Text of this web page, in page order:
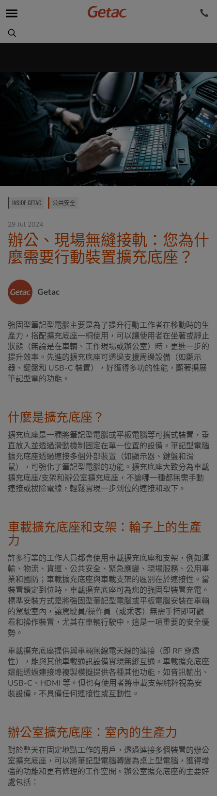
INSIDE GETAC 公共安全
29 Jul 2024
辦公、現場無縫接軌：您為什
麼需要行動裝置擴充底座？
Getac
強固型筆記型電腦主要是為了提升行動工作者在移動時的生
產力，搭配擴充底座一桐使用，可以讓使用者在坐著或靜止
狀態（無論是在車輛、工作現場或辦公室）時，更進一步的
提升效率。先進的擴充底座可透過支援周邊設備（如顯示
器、鍵盤和 USB-C 裝置），好獲得多功的性能，顯著擴展
筆記型電的功能。
什麼是擴充底座？
擴充底座是一種將筆記型電腦或平板電腦等可攜式裝置，垂
直放入並透過滑動機制固定在單一位置的設備。筆記型電腦
擴充底座透過連接多個外部裝置（如顯示器、鍵盤和滑
鼠），可強化了筆記型電腦的功能。擴充底座大致分為車載
擴充底座/支架和辦公室擴充底座，不論哪一種都無需手動
連接或拔除電線，輕鬆實現一步到位的連接和取下。
車載擴充底座和支架：輪子上的生產
力
許多行業的工作人員都會使用車載擴充底座和支架，例如運
輸、物流、貨運、公共安全、緊急應變、現場服務、公用事
業和國防；車載擴充底座與車載支架的區別在於連接性。當
裝置鎖定到位時，車載擴充底座可為您的強固型裝置充電。
標準安裝方式是將強固型筆記型電腦或平板電腦安裝在車輛
的駕駛室內，讓駕駛員/操作員（或乘客）無需手持即可觀
看和操作裝置，尤其在車輛行駛中，這是一項重要的安全優
勢。
車載擴充底座提供與車輛無線電天線的連接（即 RF 穿透
性），能與其他車載通訊設備實現無縫互通。車載擴充底座
還能透過連接埠複製模擬提供各種其他功能，如音訊輸出、
USB-C、HDMI 等。但也有使用者將車載支架純粹視為安
裝設備，不具備任何連接性或互動性。
辦公室擴充底座：室內的生產力
對於整天在固定地點工作的用戶，透過連接多個裝置的辦公
室擴充底座，可以將筆記型電腦轉變為桌上型電腦，獲得增
強的功能和更有條理的工作空間。辦公室擴充底座的主要好
處包括：